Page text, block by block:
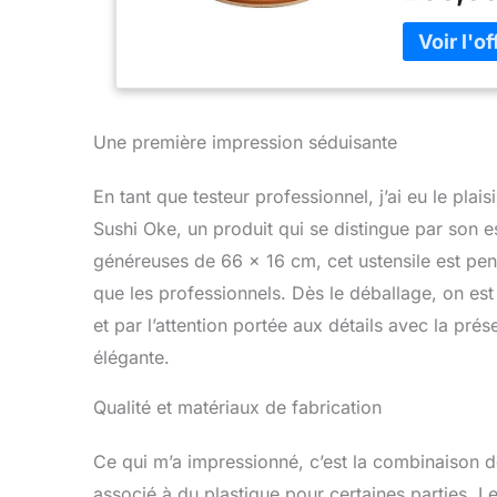
supérieure
pour faire
bois: Le
cuit et à
d'entretien:
éloignez-le
comestible
l'eau.
Une première impression séduisante
En tant que testeur professionnel, j’ai eu le
Sushi Oke, un produit qui se distingue par son
généreuses de 66 x 16 cm, cet ustensile est
que les professionnels. Dès le déballage, on
et par l’attention portée aux détails avec la
élégante.
Qualité et matériaux de fabrication
Ce qui m’a impressionné, c’est la